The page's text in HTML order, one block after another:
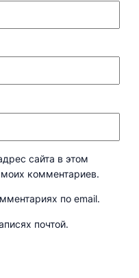
сайта в этом
комментариев.
по email.
почтой.